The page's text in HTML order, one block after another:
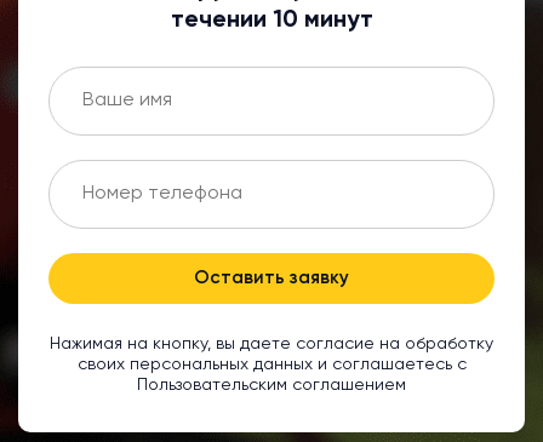
течении 10 минут
Оставить заявку
Нажимая на кнопку, вы даете согласие на обработку
своих персональных данных и соглашаетесь с
Пользовательским соглашением